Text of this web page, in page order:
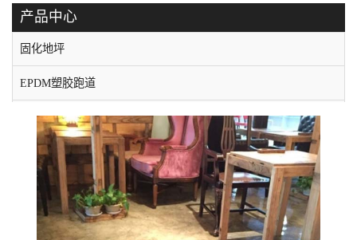
产品中心
固化地坪
EPDM塑胶跑道
硅PU球场
固化剂
环氧地坪
水泥自流平